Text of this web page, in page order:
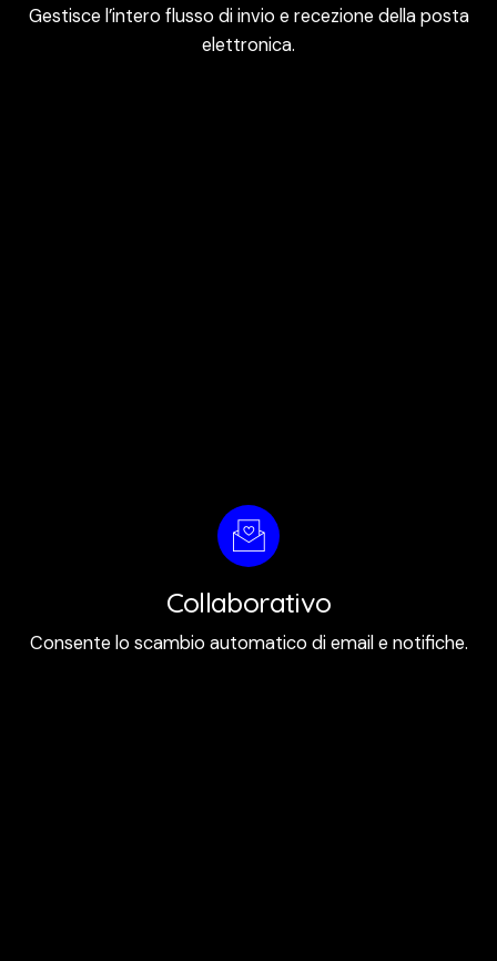
Gestisce l’intero flusso di invio e recezione della posta
elettronica.
Collaborativo
Consente lo scambio automatico di email e notifiche.